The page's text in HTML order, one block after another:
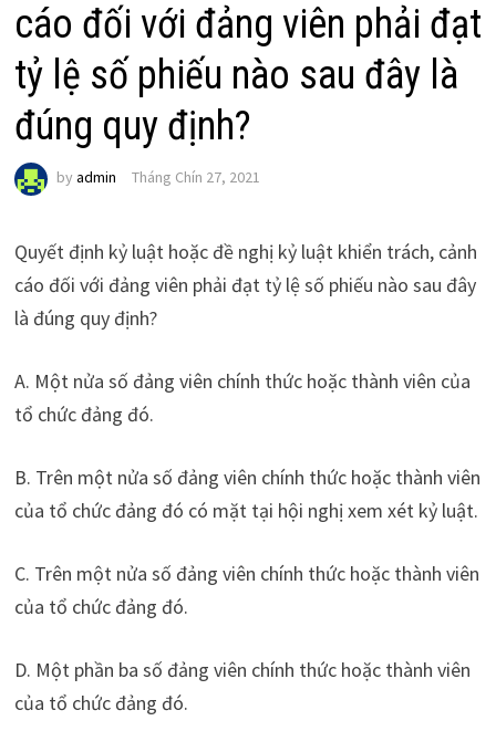
cáo đối với đảng viên phải đạt
tỷ lệ số phiếu nào sau đây là
đúng quy định?
by admin Tháng Chín 27, 2021
Quyết định kỷ luật hoặc đề nghị kỷ luật khiển trách, cảnh
cáo đối với đảng viên phải đạt tỷ lệ số phiếu nào sau đây
là đúng quy định?
A. Một nửa số đảng viên chính thức hoặc thành viên của
tổ chức đảng đó.
B. Trên một nửa số đảng viên chính thức hoặc thành viên
của tổ chức đảng đó có mặt tại hội nghị xem xét kỷ luật.
C. Trên một nửa số đảng viên chính thức hoặc thành viên
của tổ chức đảng đó.
D. Một phần ba số đảng viên chính thức hoặc thành viên
của tổ chức đảng đó.